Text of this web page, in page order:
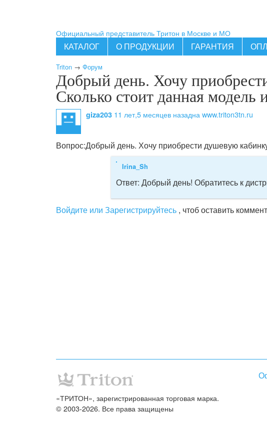
Официальный представитель Тритон в Москве и МО
КАТАЛОГ О ПРОДУКЦИИ ГАРАНТИЯ
Triton → Форум
Добрый день. Хочу
Сколько стоит данная
giza203 11 лет,5 месяцев назадна www.triton3tn.ru
Вопрос:Добрый день. Хочу приобрести душевую
Irina_Sh
Ответ: Добрый день! Обратитесь к
Войдите или Зарегистрируйтесь , чтоб оставить
«ТРИТОН», зарегистрированная торговая марка.
© 2003-2026. Все права защищены